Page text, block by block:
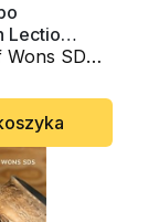
Lectio
4
SDS,